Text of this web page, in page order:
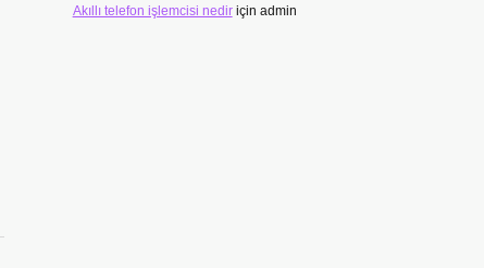
Akıllı telefon işlemcisi nediriçin admin